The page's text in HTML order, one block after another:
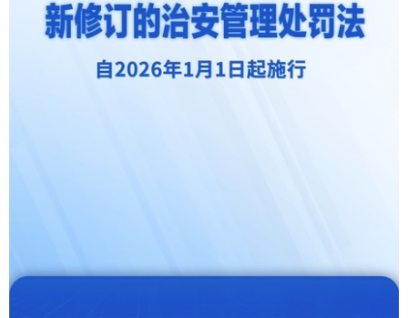
陕西 甘肃 青海 宁夏
内蒙古 黑龙江